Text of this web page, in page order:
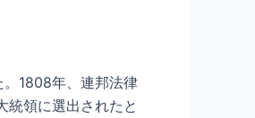
1808年、連邦法律
統領に選出されたと